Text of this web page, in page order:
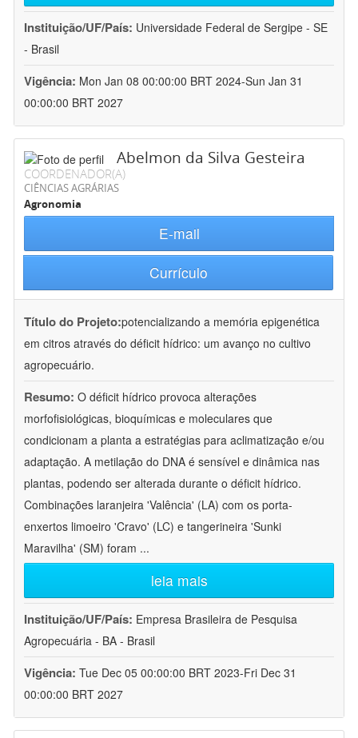
Instituição/UF/País: Universidade Federal de Sergipe - SE
- Brasil
Vigência: Mon Jan 08 00:00:00 BRT 2024-Sun Jan 31
00:00:00 BRT 2027
Abelmon da Silva Gesteira
COORDENADOR(A)
CIÊNCIAS AGRÁRIAS
Agronomia
E-mail
Currículo
Título do Projeto:potencializando a memória epigenética
em citros através do déficit hídrico: um avanço no cultivo
agropecuário.
Resumo: O déficit hídrico provoca alterações
morfofisiológicas, bioquímicas e moleculares que
condicionam a planta a estratégias para aclimatização e/ou
adaptação. A metilação do DNA é sensível e dinâmica nas
plantas, podendo ser alterada durante o déficit hídrico.
Combinações laranjeira 'Valência' (LA) com os porta-
enxertos limoeiro 'Cravo' (LC) e tangerineira 'Sunki
Maravilha' (SM) foram ...
leia mais
Instituição/UF/País: Empresa Brasileira de Pesquisa
Agropecuária - BA - Brasil
Vigência: Tue Dec 05 00:00:00 BRT 2023-Fri Dec 31
00:00:00 BRT 2027